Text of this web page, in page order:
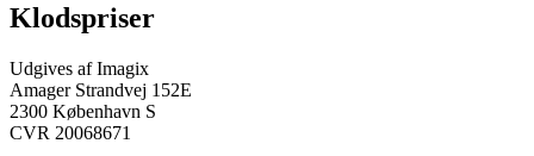
Klodspriser
Udgives af Imagix
Amager Strandvej 152E
2300 København S
CVR 20068671